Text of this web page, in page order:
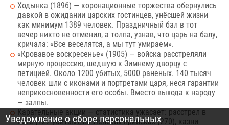
Ходынка (1896) — коронационные торжества обернулись
давкой в ожидании царских гостинцев, унёсшей жизни
как минимум 1389 человек. Праздничный бал в тот
вечер никто не отменил, а толпа, узнав, что царь на балу,
кричала: «Все веселятся, а мы тут умираем».
«Кровавое воскресенье» (1905) — войска расстреляли
мирную процессию, шедшую к Зимнему дворцу с
петицией. Около 1200 убитых, 5000 раненых. 140 тысяч
человек шли с иконами и портретами царя, неся гарантии
неприкосновенности его особы. Вместо выхода к народу
— залпы.
Карательные акции — статистика ужасает: расстрел в
Риге (127 убитых), на Ленских приисках (270), казни
Уведомление о сборе персональных